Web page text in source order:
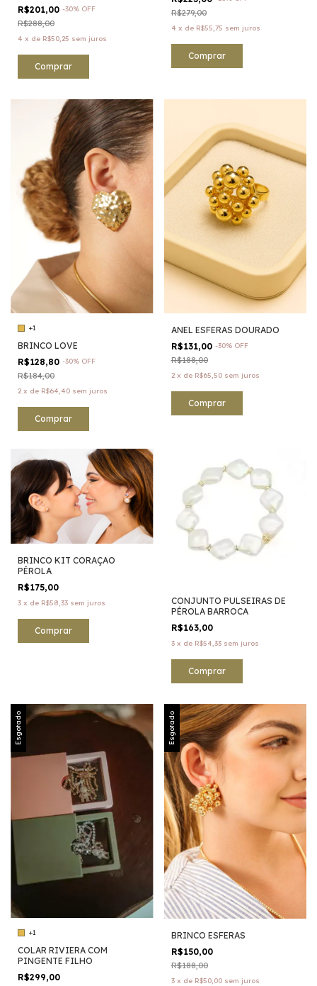
R$201,00 -30% OFF
R$288,00
4 x de R$50,25 sem juros
R$279,00
4 x de R$55,75 sem juros
+1
BRINCO LOVE
R$128,80 -30% OFF
R$184,00
2 x de R$64,40 sem juros
Comprar
ANEL ESFERAS DOURADO
R$131,00 -30% OFF
R$188,00
2 x de R$65,50 sem juros
BRINCO KIT CORAÇAO
PÉROLA
R$175,00
3 x de R$58,33 sem juros
CONJUNTO PULSEIRAS DE
PÉROLA BARROCA
R$163,00
3 x de R$54,33 sem juros
Esgotado
+1
COLAR RIVIERA COM
PINGENTE FILHO
R$299,00
Esgotado
BRINCO ESFERAS
R$150,00
R$188,00
3 x de R$50,00 sem juros